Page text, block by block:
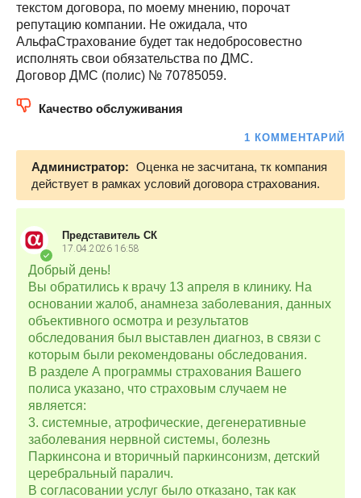
текстом договора, по моему мнению, порочат
репутацию компании. Не ожидала, что
АльфаСтрахование будет так недобросовестно
исполнять свои обязательства по ДМС.
Договор ДМС (полис) № 70785059.
Качество обслуживания
1 КОММЕНТАРИЙ
Администратор: Оценка не засчитана, тк компания
действует в рамках условий договора страхования.
Представитель СК
17.04.2026 16:58
Добрый день!
Вы обратились к врачу 13 апреля в клинику. На
основании жалоб, анамнеза заболевания, данных
объективного осмотра и результатов
обследования был выставлен диагноз, в связи с
которым были рекомендованы обследования.
В разделе А программы страхования Вашего
полиса указано, что страховым случаем не
является:
3. системные, атрофические, дегенеративные
заболевания нервной системы, болезнь
Паркинсона и вторичный паркинсонизм, детский
церебральный паралич.
В согласовании услуг было отказано, так как